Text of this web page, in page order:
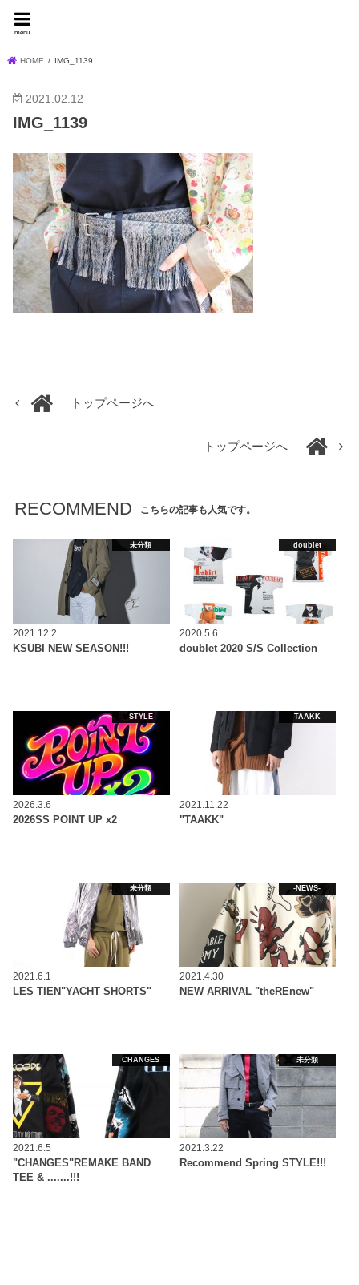
menu
HOME IMG_1139
2021.02.12
IMG_1139
トップページへ
トップページへ
RECOMMEND こちらの記事も人気です。
未分類
2021.12.2
KSUBI NEW SEASON!!!
doublet
2020.5.6
doublet 2020 S/S Collection
-STYLE-
2026.3.6
2026SS POINT UP x2
TAAKK
2021.11.22
"TAAKK"
未分類
2021.6.1
LES TIEN"YACHT SHORTS"
-NEWS-
2021.4.30
NEW ARRIVAL "theREnew"
CHANGES
2021.6.5
"CHANGES"REMAKE BAND
TEE & .......!!!
未分類
2021.3.22
Recommend Spring STYLE!!!